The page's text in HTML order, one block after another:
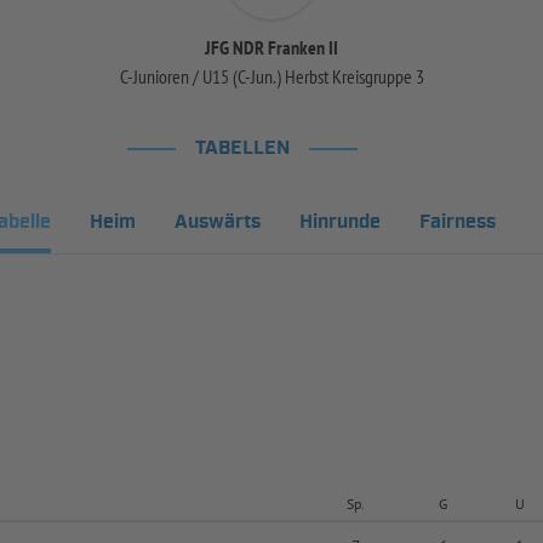
JFG NDR Franken II
C-Junioren / U15 (C-Jun.) Herbst Kreisgruppe 3
TABELLEN
Heim Auswärts Hinrunde Fairness
Sp. G U